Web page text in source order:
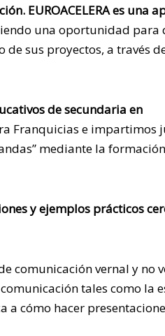
EUROACELERAes una
una oportunidad para
sus proyectos, a través
de secundaria en
Franquicias e impartimos
mediante la
y ejemplos prácticos
comunicación vernal y no
tales como la
cómo hacer